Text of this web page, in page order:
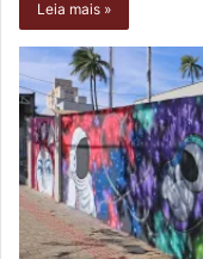
Leia mais »